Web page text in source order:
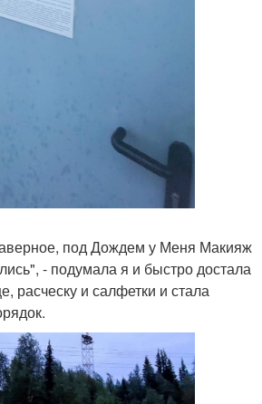
под Дождем у Меня Макияж
- подумала я и быстро достала
расческу и салфетки и стала